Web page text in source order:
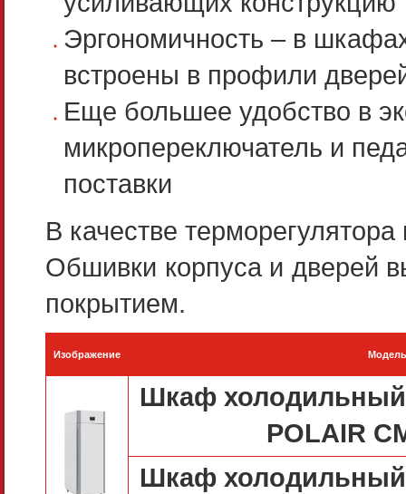
Эргономичность – в
встроены в профили
Еще большее удобство в
микропереключатель и
поставки
В качестве
Обшивки корпуса и дверей
покрытием.
Изображение
Шкаф холодильный
POLAIR
Шкаф холодильный